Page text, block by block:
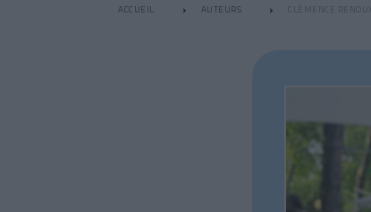
ACCUEIL AUTEURS